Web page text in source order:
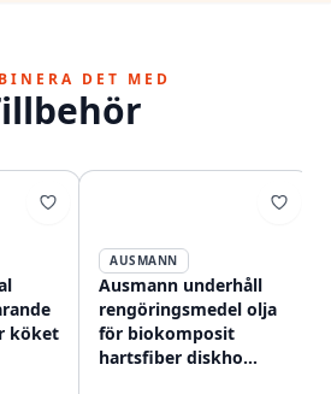
DET MED
köket
AUSMANN
Ausmann underhåll
rengöringsmedel olja
för biokomposit
hartsfiber diskho